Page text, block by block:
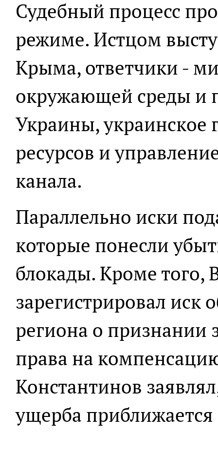
Судебный процесс
режиме. Истцом
Крыма, ответчики -
окружающей среды и
Украины, украинское
ресурсов и
канала.
Параллельно иски
которые понесли
блокады. Кроме
зарегистрировал иск
региона о
права на
Константинов
ущерба приближается